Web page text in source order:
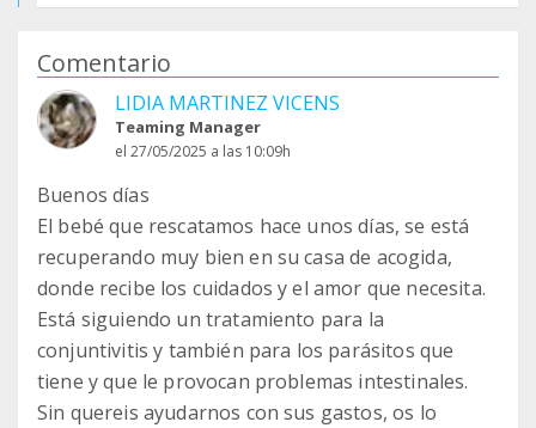
Comentario
LIDIA MARTINEZ VICENS
Teaming Manager
el 27/05/2025 a las 10:09h
Buenos días
El bebé que rescatamos hace unos días, se está
recuperando muy bien en su casa de acogida,
donde recibe los cuidados y el amor que necesita.
Está siguiendo un tratamiento para la
conjuntivitis y también para los parásitos que
tiene y que le provocan problemas intestinales.
Sin quereis ayudarnos con sus gastos, os lo